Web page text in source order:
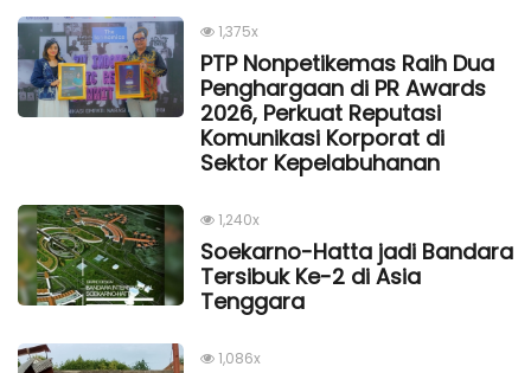
1,375x
PTP Nonpetikemas Raih Dua
Penghargaan di PR Awards
2026, Perkuat Reputasi
Komunikasi Korporat di
Sektor Kepelabuhanan
1,240x
Soekarno-Hatta jadi Bandara
Tersibuk Ke-2 di Asia
Tenggara
1,086x